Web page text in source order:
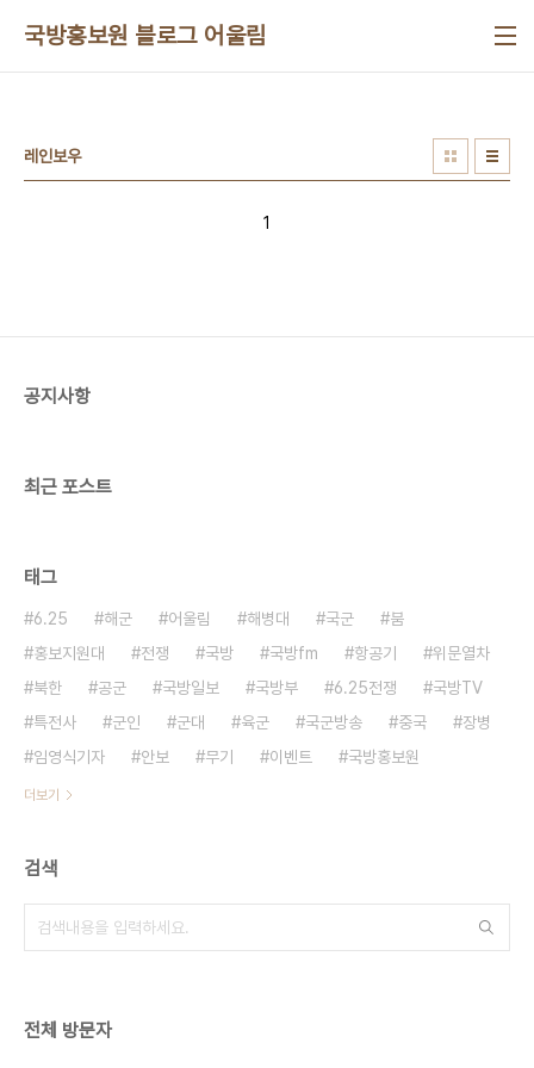
국방홍보원 블로그 어울림
레인보우
1
공지사항
최근 포스트
태그
6.25 해군 어울림 해병대 국군
붐
홍보지원대
전쟁 국방 국방fm 항공기
위문열차
북한
공군 국방일보 국방부 6.25전쟁
국방TV
특전사
군인 군대 육군 국군방송 중국
장병
임영식기자
안보 무기 이벤트 국방홍보원
더보기
검색
전체 방문자